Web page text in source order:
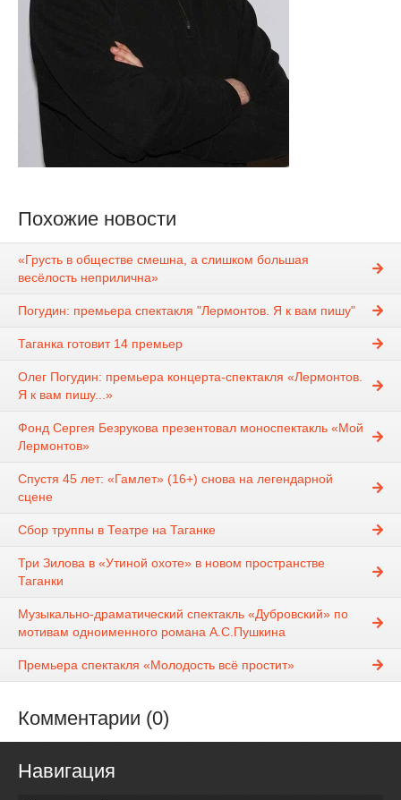
Похожие новости
«Грусть в обществе смешна, а слишком большая
весёлость неприлична»
Погудин: премьера спектакля "Лермонтов. Я к вам пишу"
Таганка готовит 14 премьер
Олег Погудин: премьера концерта-спектакля «Лермонтов.
Я к вам пишу...»
Фонд Сергея Безрукова презентовал моноспектакль «Мой
Лермонтов»
Спустя 45 лет: «Гамлет» (16+) снова на легендарной
сцене
Сбор труппы в Театре на Таганке
Три Зилова в «Утиной охоте» в новом пространстве
Таганки
Музыкально-драматический спектакль «Дубровский» по
мотивам одноименного романа А.С.Пушкина
Премьера спектакля «Молодость всё простит»
Комментарии (0)
Навигация